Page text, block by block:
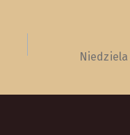
Niedziela